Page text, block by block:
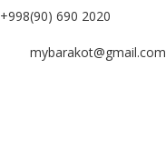
+998(90) 690 2020
mybarakot@gmail.com